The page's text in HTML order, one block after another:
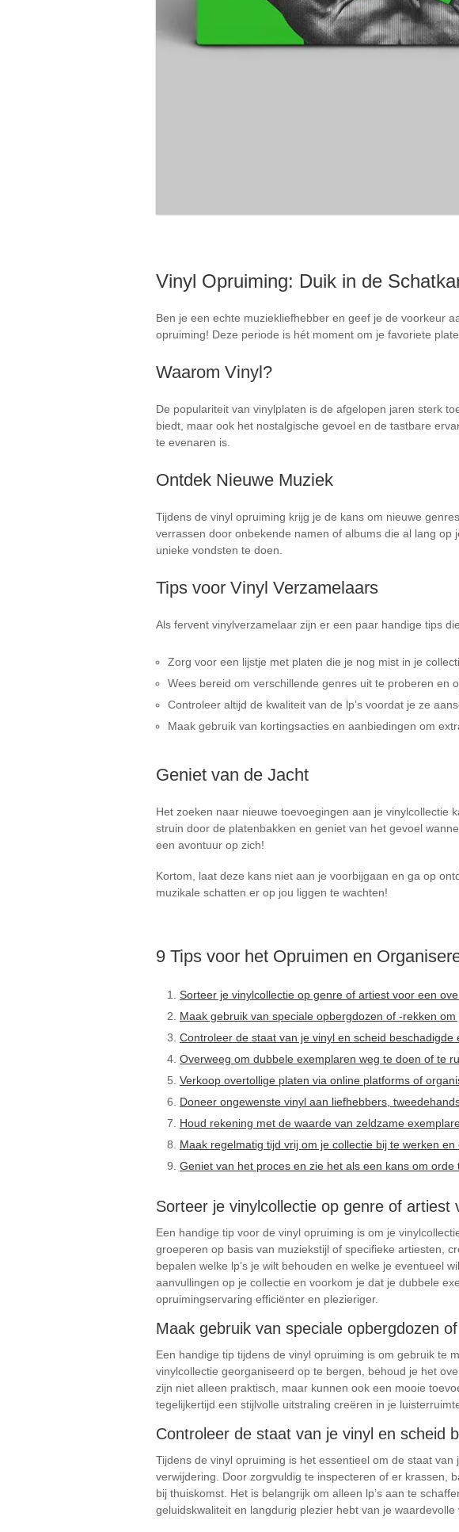
Vinyl Opruiming: Duik in de
Ben je een echte muziekliefhebber en geef je de voorkeur
opruiming! Deze periode is hét moment om je favoriete
Waarom Vinyl?
De populariteit van vinylplaten is de afgelopen jaren sterk
biedt, maar ook het nostalgische gevoel en de tastbare
te evenaren is.
Ontdek Nieuwe Muziek
Tijdens de vinyl opruiming krijg je de kans om nieuwe
verrassen door onbekende namen of albums die al lang
unieke vondsten te doen.
Tips voor Vinyl Verzamelaars
Als fervent vinylverzamelaar zijn er een paar handige tips
Zorg voor een lijstje met platen die je nog mist in je
Wees bereid om verschillende genres uit te proberen en
Controleer altijd de kwaliteit van de lp’s voordat je ze
Maak gebruik van kortingsacties en aanbiedingen om
Geniet van de Jacht
Het zoeken naar nieuwe toevoegingen aan je vinylcollectie
struin door de platenbakken en geniet van het gevoel
een avontuur op zich!
Kortom, laat deze kans niet aan je voorbijgaan en ga op
muzikale schatten er op jou liggen te wachten!
9 Tips voor het Opruimen en
Sorteer je vinylcollectie op genre of artiest voor een
Maak gebruik van speciale opbergdozen of -rekken om
Controleer de staat van je vinyl en scheid beschadigde
Overweeg om dubbele exemplaren weg te doen of te
Verkoop overtollige platen via online platforms of
Doneer ongewenste vinyl aan liefhebbers,
Houd rekening met de waarde van zeldzame
Maak regelmatig tijd vrij om je collectie bij te werken en
Geniet van het proces en zie het als een kans om orde
Sorteer je vinylcollectie op genre of artiest
Een handige tip voor de vinyl opruiming is om je
groeperen op basis van muziekstijl of specifieke artiesten,
bepalen welke lp’s je wilt behouden en welke je eventueel
aanvullingen op je collectie en voorkom je dat je dubbele
opruimingservaring efficiënter en plezieriger.
Maak gebruik van speciale opbergdozen
Een handige tip tijdens de vinyl opruiming is om gebruik te
vinylcollectie georganiseerd op te bergen, behoud je het
zijn niet alleen praktisch, maar kunnen ook een mooie
tegelijkertijd een stijlvolle uitstraling creëren in je
Controleer de staat van je vinyl en scheid
Tijdens de vinyl opruiming is het essentieel om de staat
verwijdering. Door zorgvuldig te inspecteren of er krassen,
bij thuiskomst. Het is belangrijk om alleen lp’s aan te
geluidskwaliteit en langdurig plezier hebt van je waardevolle